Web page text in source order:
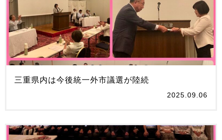
三重県内は今後統一外市議選が陸続
2025.09.06